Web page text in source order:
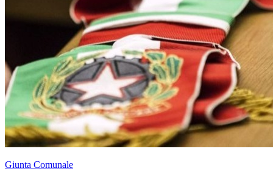
Giunta Comunale